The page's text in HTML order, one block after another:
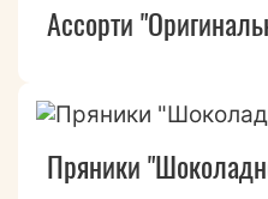
Ассорти
Пряники